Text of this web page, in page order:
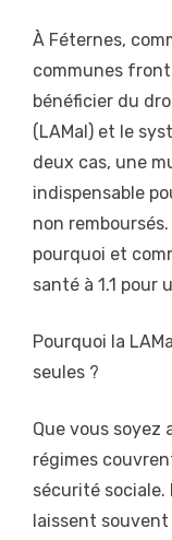
À Féternes,
communes
bénéficier du
(LAMal) et le
deux cas, une
indispensable
non
pourquoi et
santé à 1.1 pour
Pourquoi la
seules ?
Que vous soyez
régimes
sécurité sociale.
laissent